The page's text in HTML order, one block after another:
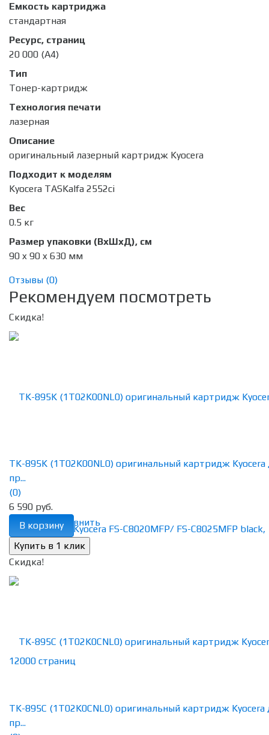
Емкость картриджа
стандартная
Ресурс, страниц
20 000 (А4)
Тип
Тонер-картридж
Технология печати
лазерная
Описание
оригинальный лазерный картридж Kyocera
Подходит к моделям
Kyocera TASKalfa 2552ci
Вес
0.5 кг
Размер упаковки (ВхШхД), см
90 x 90 x 630 мм
Отзывы (0)
Рекомендуем посмотреть
Скидка!
избранное сравнить
TK-895K (1T02K00NL0) оригинальный картридж Kyocera
пр...
(0)
6 590 руб.
В корзину
Скидка!
TK-895C (1T02K0CNL0) оригинальный картридж Kyocera
пр...